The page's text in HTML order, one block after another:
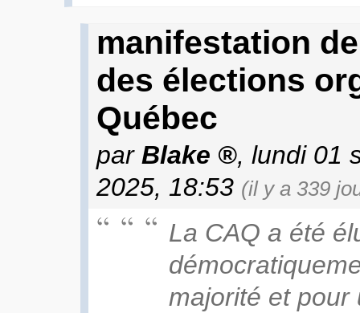
manifestation
des élections
Québec
par Blake
, lundi 01
2025, 18:53 (il y a 339
La CAQ a été
majorité et pour